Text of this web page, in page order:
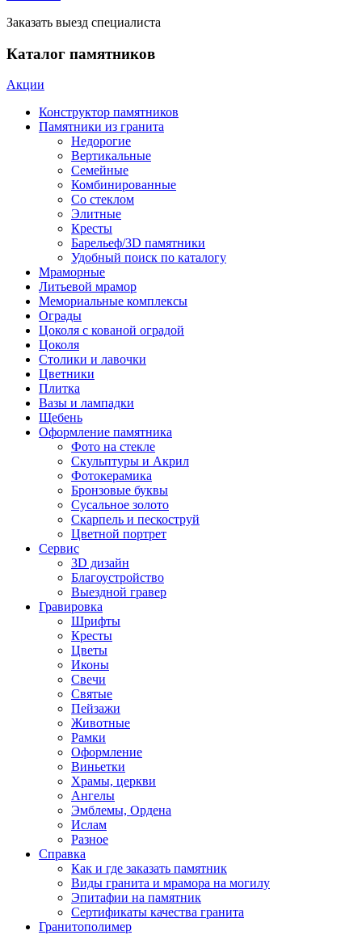
Заказать выезд специалиста
Каталог памятников
Акции
Конструктор памятников
Памятники из гранита
Недорогие
Вертикальные
Семейные
Комбинированные
Со стеклом
Элитные
Кресты
Барельеф/3D памятники
Удобный поиск по каталогу
Мраморные
Литьевой мрамор
Мемориальные комплексы
Ограды
Цоколя с кованой оградой
Цоколя
Столики и лавочки
Цветники
Плитка
Вазы и лампадки
Щебень
Оформление памятника
Фото на стекле
Скульптуры и Акрил
Фотокерамика
Бронзовые буквы
Сусальное золото
Скарпель и пескоструй
Цветной портрет
Сервис
3D дизайн
Благоустройство
Выездной гравер
Гравировка
Шрифты
Кресты
Цветы
Иконы
Свечи
Святые
Пейзажи
Животные
Рамки
Оформление
Виньетки
Храмы, церкви
Ангелы
Эмблемы, Ордена
Ислам
Разное
Справка
Как и где заказать памятник
Виды гранита и мрамора на могилу
Эпитафии на памятник
Сертификаты качества гранита
Гранитополимер